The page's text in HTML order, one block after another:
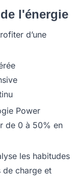
l'énergie
d’une
Power
de 0 à 50% en
les habitudes
charge et